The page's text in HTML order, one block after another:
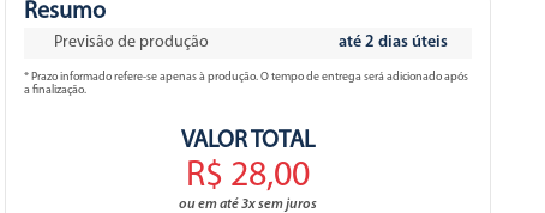
Resumo
Previsão de produção até 2 dias úteis
* Prazo informado refere-se apenas à produção. O tempo de entrega será adicionado após
a finalização.
VALOR TOTAL
R$ 28,00
ou em até 3x sem juros